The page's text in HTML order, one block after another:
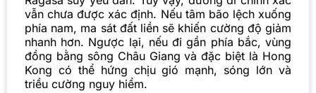
vẫn chưa được xác định. Nếu tâm bão lệch xuống
phía nam, ma sát đất liền sẽ khiến cường độ giảm
nhanh hơn. Ngược lại, nếu đi gần phía bắc, vùng
đồng bằng sông Châu Giang và đặc biệt là Hong
Kong có thể hứng chịu gió mạnh, sóng lớn và
triều cường nguy hiểm.